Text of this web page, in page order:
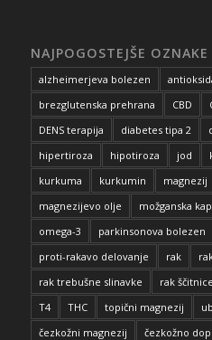
NAJPOGOSTEJŠE OZNAKE
alzheimerjeva bolezen
brezglutenska prehrana
CBD
DENS terapija
diabetes tipa 2
hipertiroza
hipotiroza jod
kurkuma
kurkumin magnezij
magnezijevo olje
možganska kap
omega-3
parkinsonova bolezen
proti-rakavo delovanje
rak
rak trebušne slinavke
rak ščitnice
T4
THC topični magnezij
čezkožni magnezij
čezkožno